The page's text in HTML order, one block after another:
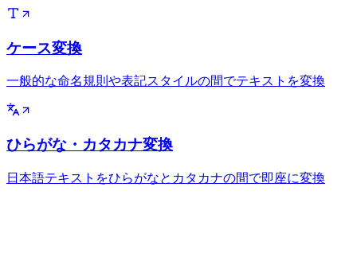
ケース変換
一般的な命名規則や表記スタイルの間でテキストを変換
ひらがな・カタカナ変換
日本語テキストをひらがなとカタカナの間で即座に変換